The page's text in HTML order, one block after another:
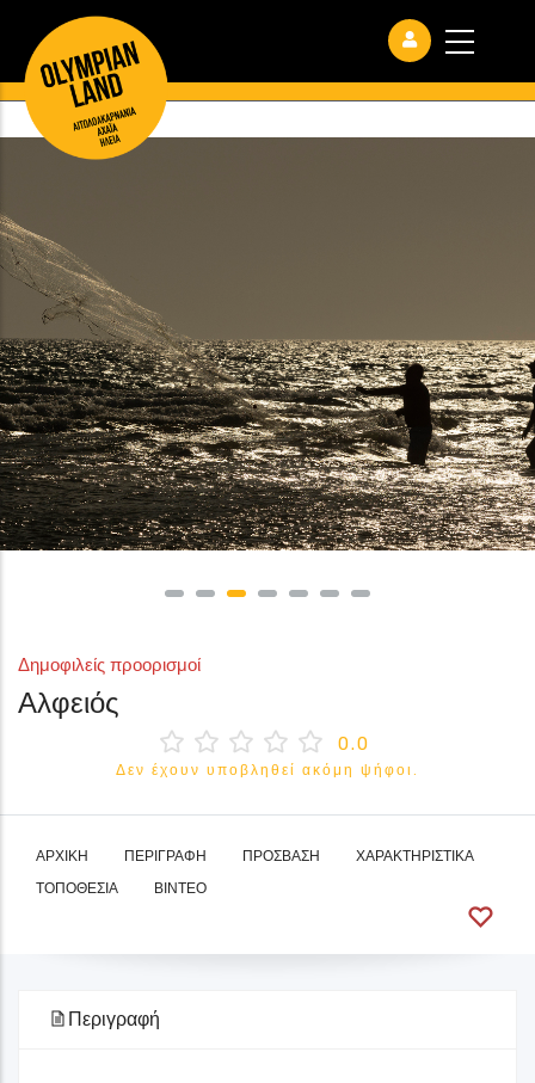
Δημοφιλείς προορισμοί
Αλφειός
0.0
Δεν έχουν υποβληθεί ακόμη ψήφοι.
ΑΡΧΙΚΉ ΠΕΡΙΓΡΑΦΉ ΠΡΌΣΒΑΣΗ
ΧΑΡΑΚΤΗΡΙΣΤΙΚΆ
ΤΟΠΟΘΕΣΊΑ
ΒΊΝΤΕΟ
Περιγραφή